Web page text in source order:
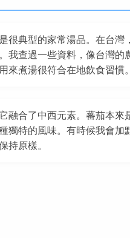
很典型的家常湯品。在台灣
我查過一些資料，像台灣的
煮湯很符合在地飲食習慣。
融合了中西元素。蕃茄本來
獨特的風味。有時候我會加
持原樣。